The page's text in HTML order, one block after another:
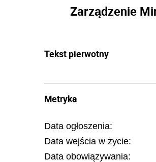
Zarządzenie
Tekst pierwotny
Metryka
Data ogłoszenia:
Data wejścia w życie:
Data obowiązywania: